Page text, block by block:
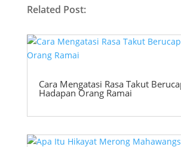
Related Post:
Cara Mengatasi Rasa Takut
Hadapan Orang Ramai